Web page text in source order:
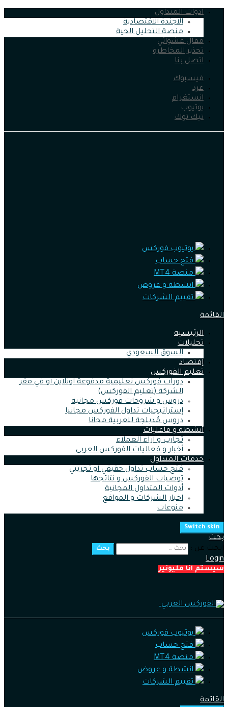
ادوات المتداول
الاجندة الاقتصادية
منصة التحليل الحية
مقال عشوائي
تحذير المخاطرة
اتصل بنا
فيسبوك
غرد
انستغرام
يوتيوب
تيك توك
يوتيوب فوركس
فتح حساب
منصة MT4
انشطة و عروض
تقييم الشركات
القائمة
الرئيسية
تحليلات
السوق السعودي
إقتصاد
تعليم الفوركس
دورات فوركس تعليمية مدفوعة اونلاين أو في مقر
الشركة (تعليم الفوركس)
دروس و شروحات فوركس مجانية
إستراتيجيات تداول الفوركس مجانيا
دروس مُدبلجة للعربية مجانا
أنشطة و فاعليات
تجارب و اراء العملاء
أخبار و فعاليات الفوركس العربى
خدمات المتداول
فتح حساب تداول حقيقي او تجريبي
توصيات الفوركس و نتائجها
أدوات المتداول المجانية
اخبار الشركات و المواقع
منوعات
Switch skin
بحث
ابحث عن :
بحث
Login
سيستم انا مليونير
يوتيوب فوركس
فتح حساب
منصة MT4
انشطة و عروض
تقييم الشركات
القائمة